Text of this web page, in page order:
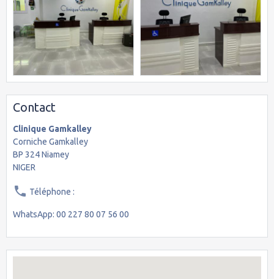
Contact
Clinique Gamkalley
Corniche Gamkalley
BP 324 Niamey
NIGER
Téléphone :
WhatsApp: 00 227 80 07 56 00